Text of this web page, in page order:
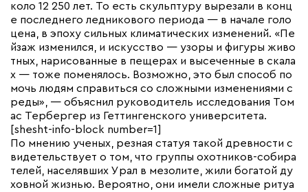
коло 12 250 лет. То есть скульптуру вырезали в конц
е последнего ледникового периода — в начале голо
цена, в эпоху сильных климатических изменений. «Пе
йзаж изменился, и искусство — узоры и фигуры живо
тных, нарисованные в пещерах и высеченные в скала
х — тоже поменялось. Возможно, это был способ по
мочь людям справиться со сложными изменениями с
реды», — объяснил руководитель исследования Том
ас Тербергер из Геттингенского университета.
[shesht-info-block number=1]
По мнению ученых, резная статуя такой древности с
видетельствует о том, что группы охотников-собира
телей, населявших Урал в мезолите, жили богатой ду
ховной жизнью. Вероятно, они имели сложные ритуа